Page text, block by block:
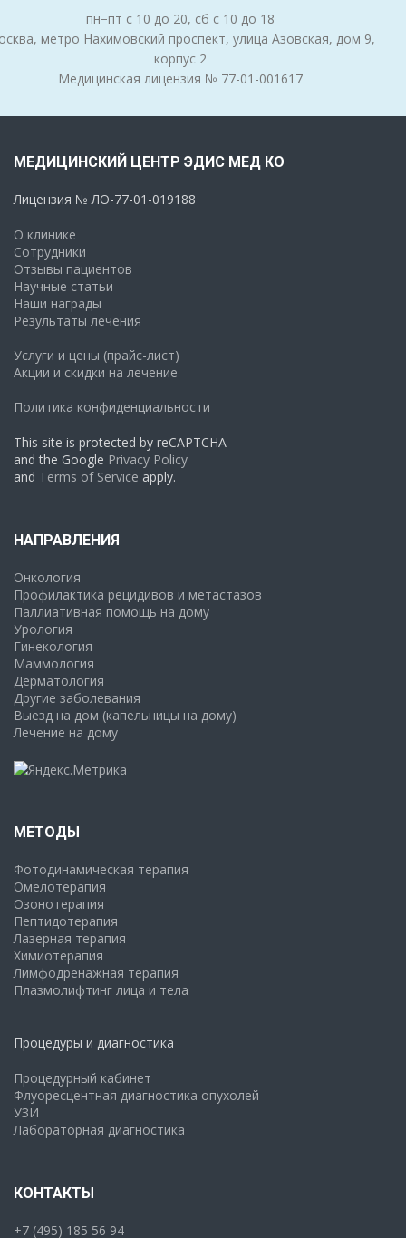
пн−пт с 10 до 20, сб с 10 до 18
метро Нахимовский проспект, улица Азовская, дом 9,
корпус 2
Медицинская лицензия № 77-01-001617
МЕДИЦИНСКИЙ ЦЕНТР ЭДИС МЕД КО
Лицензия № ЛО-77-01-019188
О клинике
Сотрудники
Отзывы пациентов
Научные статьи
Наши награды
Результаты лечения
Услуги и цены (прайс-лист)
Акции и скидки на лечение
Политика конфиденциальности
This site is protected by reCAPTCHA
and the Google Privacy Policy
and Terms of Service apply.
НАПРАВЛЕНИЯ
Онкология
Профилактика рецидивов и метастазов
Паллиативная помощь на дому
Урология
Гинекология
Маммология
Дерматология
Другие заболевания
Выезд на дом (капельницы на дому)
Лечение на дому
МЕТОДЫ
Фотодинамическая терапия
Омелотерапия
Озонотерапия
Пептидотерапия
Лазерная терапия
Химиотерапия
Лимфодренажная терапия
Плазмолифтинг лица и тела
Процедуры и диагностика
Процедурный кабинет
Флуоресцентная диагностика опухолей
УЗИ
Лабораторная диагностика
КОНТАКТЫ
+7 (495) 185 56 94